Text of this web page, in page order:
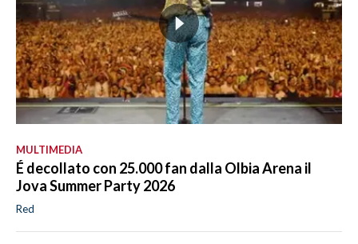
MULTIMEDIA
É decollato con 25.000 fan dalla Olbia Arena il
Jova Summer Party 2026
Red